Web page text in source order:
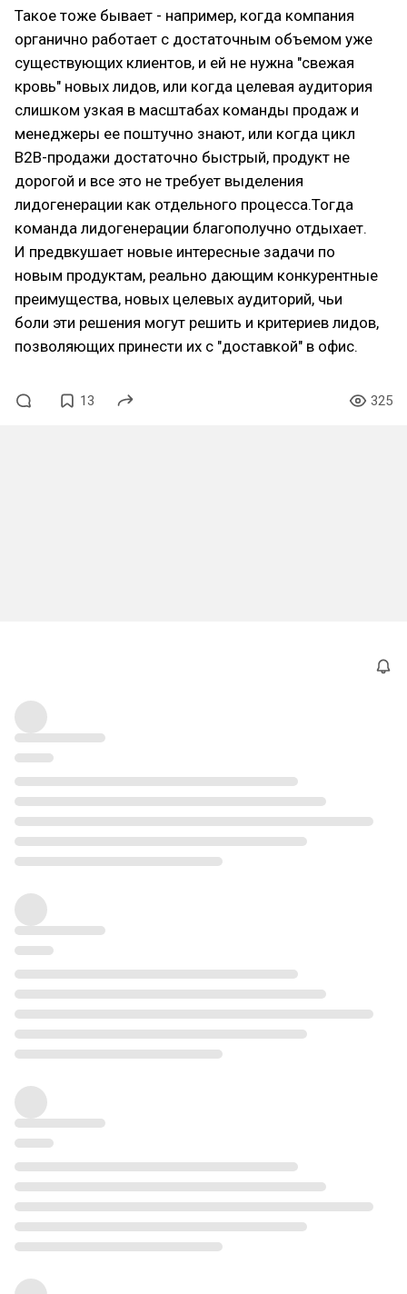
Такое тоже бывает - например, когда компания
органично работает с достаточным объемом уже
существующих клиентов, и ей не нужна "свежая
кровь" новых лидов, или когда целевая аудитория
слишком узкая в масштабах команды продаж и
менеджеры ее поштучно знают, или когда цикл
В2В-продажи достаточно быстрый, продукт не
дорогой и все это не требует выделения
лидогенерации как отдельного процесса.Тогда
команда лидогенерации благополучно отдыхает.
И предвкушает новые интересные задачи по
новым продуктам, реально дающим конкурентные
преимущества, новых целевых аудиторий, чьи
боли эти решения могут решить и критериев лидов,
позволяющих принести их с "доставкой" в офис.
13 325